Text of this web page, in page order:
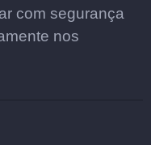
com segurança
nos